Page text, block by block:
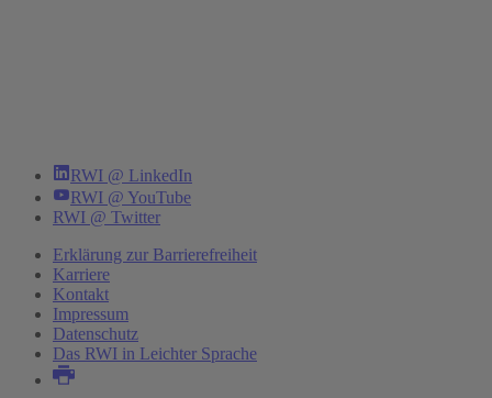
RWI @ LinkedIn
RWI @ YouTube
RWI @ Twitter
Erklärung zur Barrierefreiheit
Karriere
Kontakt
Impressum
Datenschutz
Das RWI in Leichter Sprache